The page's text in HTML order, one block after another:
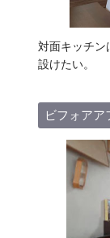
対面キッチン
設けたい。
ビフォアア